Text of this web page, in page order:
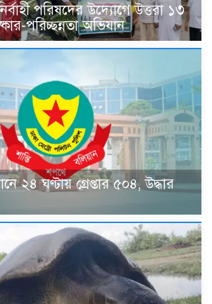
পরিষদের উদ্যোগে উত্তরা ১৩
পরিচ্ছন্নতা অভিযান
২৪ ঘণ্টায় গ্রেপ্তার ৫০৪, উদ্ধার